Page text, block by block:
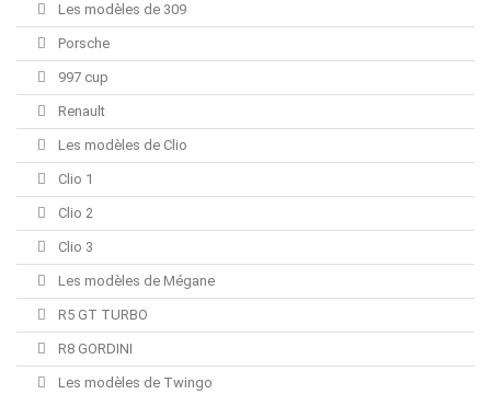
Les modèles de 309
Porsche
997 cup
Renault
Les modèles de Clio
Clio 1
Clio 2
Clio 3
Les modèles de Mégane
R5 GT TURBO
R8 GORDINI
Les modèles de Twingo